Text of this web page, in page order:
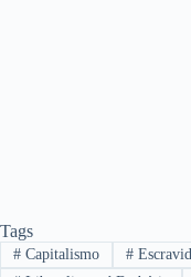
Tags
#Capitalismo #